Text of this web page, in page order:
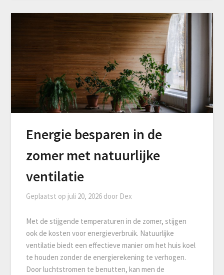
Energie besparen in de
zomer met natuurlijke
ventilatie
Geplaatst op juli 20, 2026 door Dex
Met de stijgende temperaturen in de zomer, stijgen
ook de kosten voor energieverbruik. Natuurlijke
ventilatie biedt een effectieve manier om het huis koel
te houden zonder de energierekening te verhogen.
Door luchtstromen te benutten, kan men de